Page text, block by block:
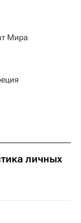
Мира
личных